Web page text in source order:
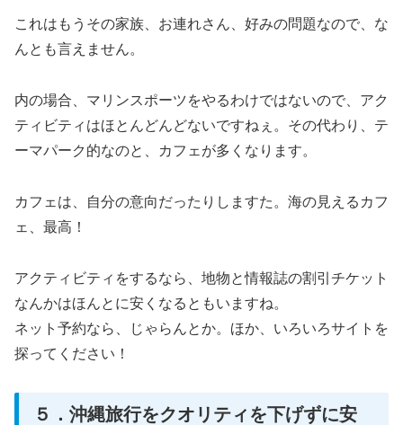
これはもうその家族、お連れさん、好みの問題なので、な
んとも言えません。
内の場合、マリンスポーツをやるわけではないので、アク
ティビティはほとんどんどないですねぇ。その代わり、テ
ーマパーク的なのと、カフェが多くなります。
カフェは、自分の意向だったりしますた。海の見えるカフ
ェ、最高！
アクティビティをするなら、地物と情報誌の割引チケット
なんかはほんとに安くなるともいますね。
ネット予約なら、じゃらんとか。ほか、いろいろサイトを
探ってください！
５．沖縄旅行をクオリティを下げずに安